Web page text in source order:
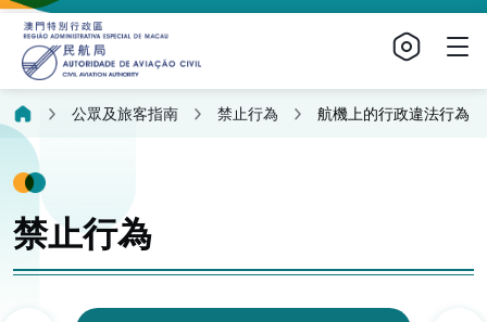
公眾及旅客指南 禁止行為 航機上的行政違法行為
禁止行為